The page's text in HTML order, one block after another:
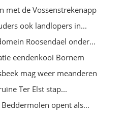
met de Vossenstrekenapp
ook landlopers in...
Roosendael onder...
eendenkooi Bornem
mag weer meanderen
Ter Elst stap...
opent als...